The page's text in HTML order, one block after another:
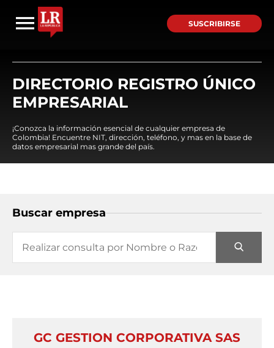
SUSCRIBIRSE
DIRECTORIO REGISTRO ÚNICO
EMPRESARIAL
¡Conozca la información esencial de cualquier empresa de
Colombia! Encuentre NIT, dirección, teléfono, y mas en la base de
datos empresarial mas grande del país.
Buscar empresa
GC GESTION CORPORATIVA SAS